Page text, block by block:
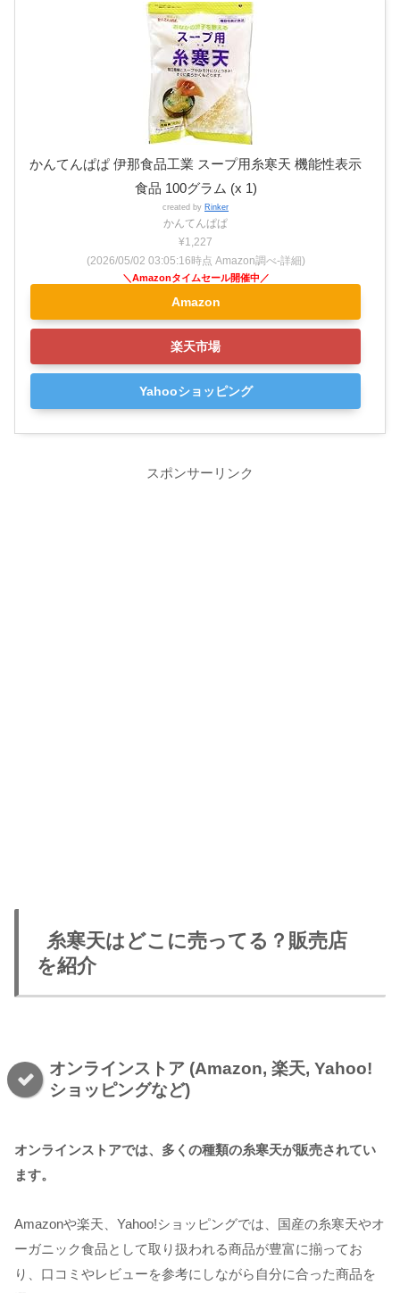
かんてんぱぱ 伊那食品工業 スープ用糸寒天 機能性表示
食品 100グラム (x 1)
created by Rinker
かんてんぱぱ
¥1,227
(2026/05/02 03:05:16時点 Amazon調べ-詳細)
Amazon
楽天市場
Yahooショッピング
スポンサーリンク
糸寒天はどこに売ってる？販売店
を紹介
オンラインストア (Amazon, 楽天, Yahoo!
ショッピングなど)
オンラインストアでは、多くの種類の糸寒天が販売されてい
ます。
Amazonや楽天、Yahoo!ショッピングでは、国産の糸寒天やオ
ーガニック食品として取り扱われる商品が豊富に揃ってお
り、口コミやレビューを参考にしながら自分に合った商品を